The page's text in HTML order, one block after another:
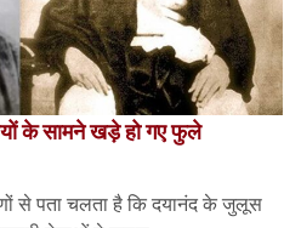
के सामने खड़े हो गए फुले
से पता चलता है कि दयानंद के जुलूस